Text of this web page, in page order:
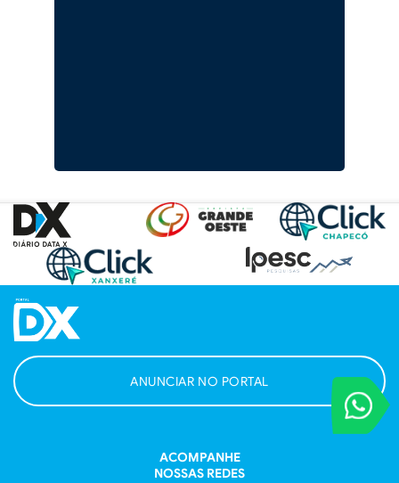
VOCÊ
Entre em
ANUNCIAR NO PORTAL
ACOMPANHE
NOSSAS REDES